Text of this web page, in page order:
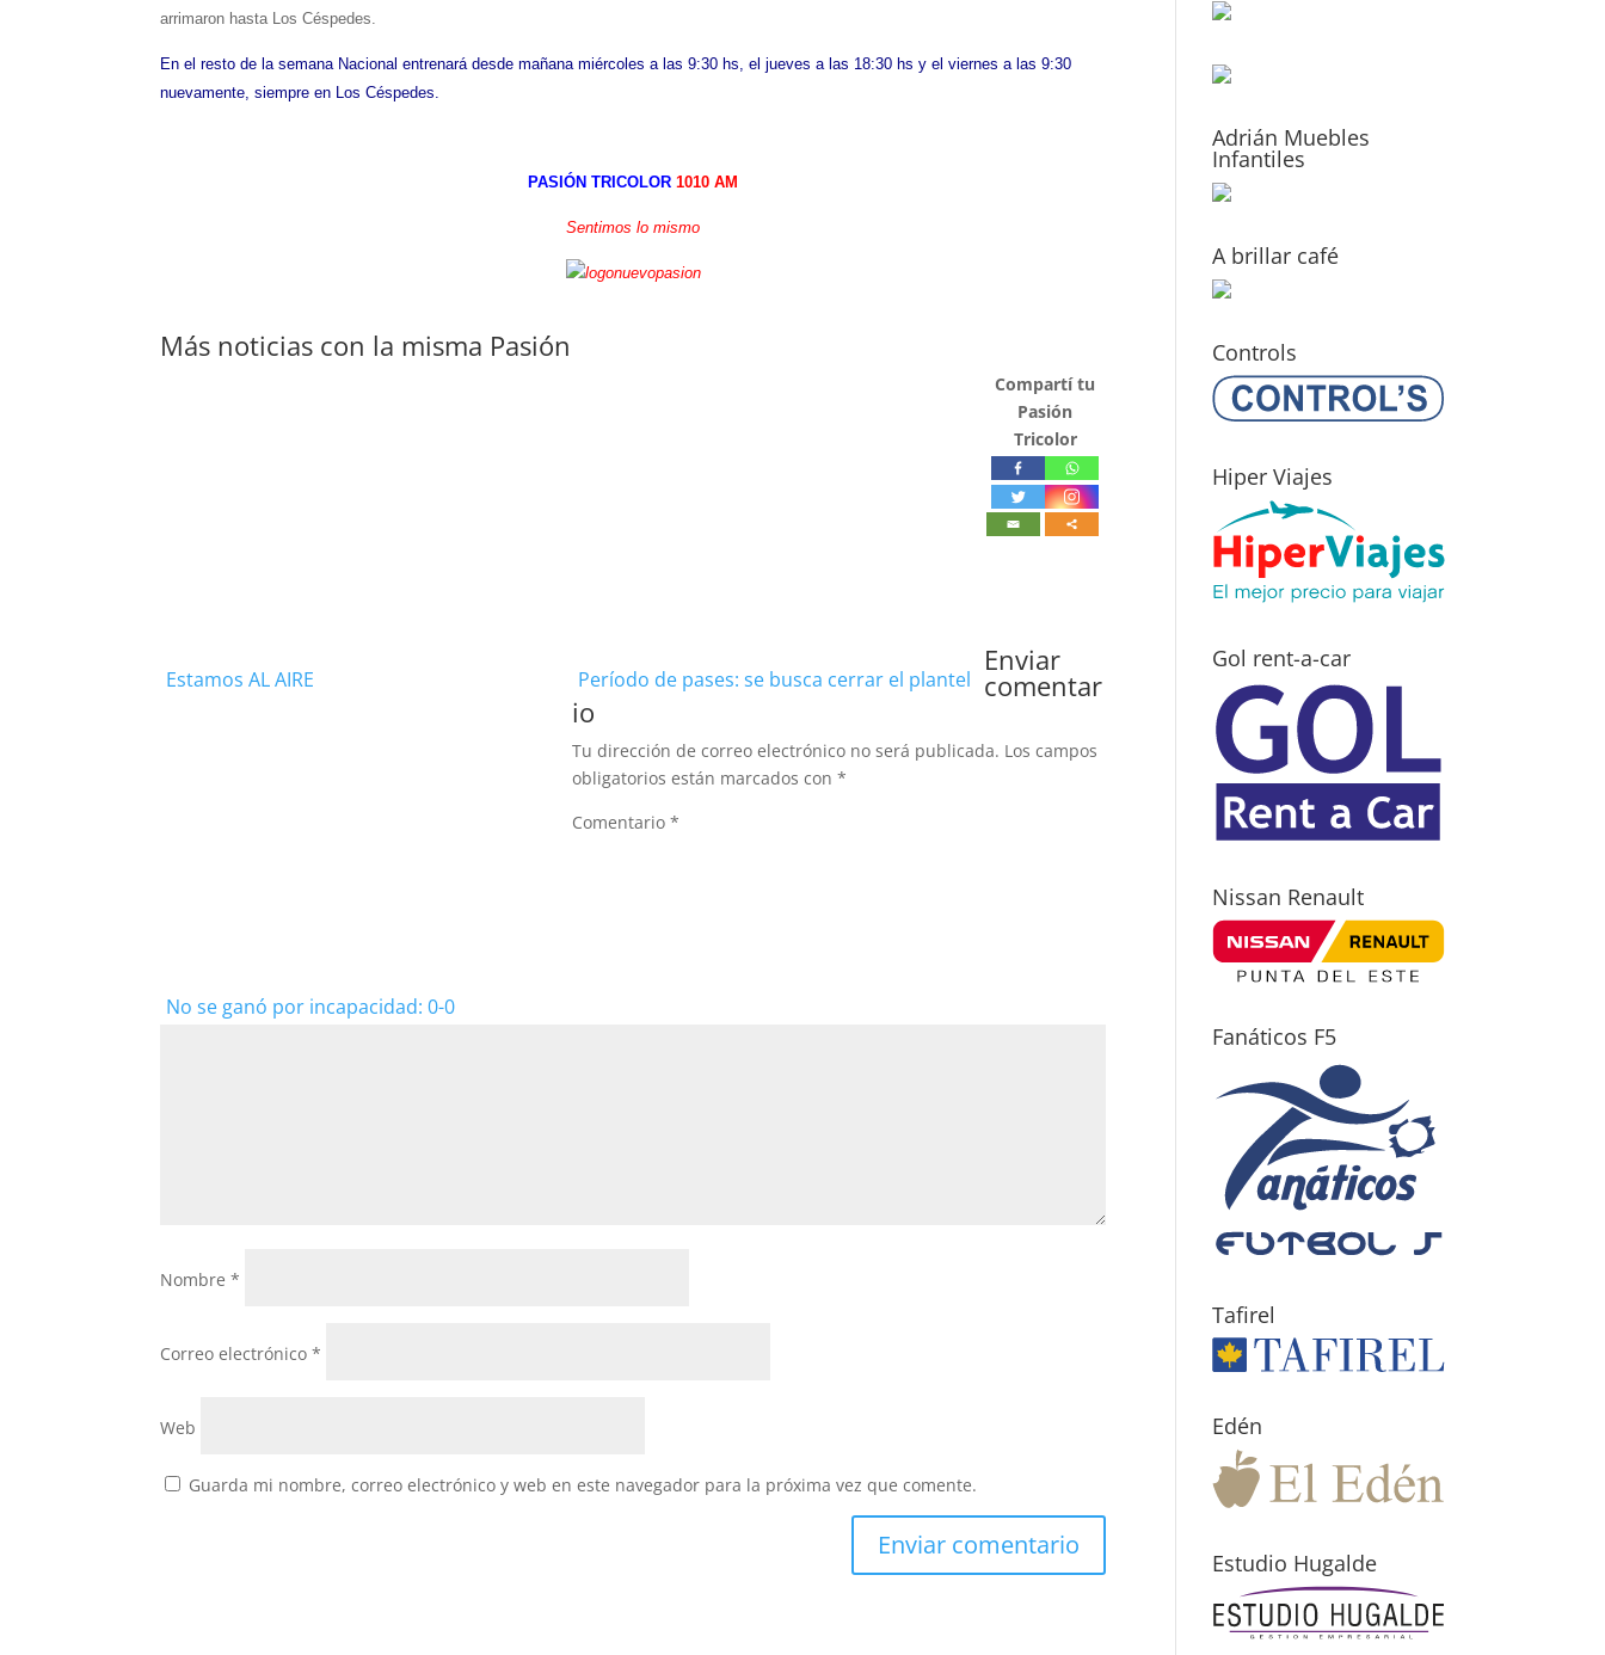
arrimaron hasta Los Céspedes.
En el resto de la semana Nacional entrenará desde mañana miércoles a las 9:30 hs, el jueves a las 18:30 hs y el viernes a las 9:30
nuevamente, siempre en Los Céspedes.
PASIÓN TRICOLOR1010 AM
Sentimos lo mismo
Más noticias con la misma Pasión
Estamos AL AIRE Período de pases: se busca cerrar el plantel
No se ganó por incapacidad: 0-0
Compartí tu
Pasión
Tricolor
Enviar
comentar
io
Tu dirección de correo electrónico no será publicada. Los campos
obligatorios están marcados con*
Comentario*
Nombre*
Correo electrónico*
Web
Guarda mi nombre, correo electrónico y web en este navegador para la próxima vez que comente.
Adrián Muebles
Infantiles
A brillar café
Controls
Hiper Viajes
Gol rent-a-car
Nissan Renault
Fanáticos F5
Tafirel
Edén
Estudio Hugalde